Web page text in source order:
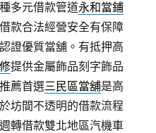
多元借款管道永和當鋪
款合法經營安全有保障
證優質當舖。有抵押高
提供金屬飾品刻字飾品
薦首選三民區當舖是高
坊間不透明的借款流程
轉借款雙北地區汽機車